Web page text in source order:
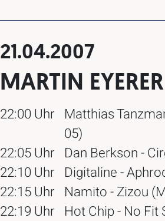
21.04.2007
MARTIN EYERER
22:00 Uhr Matthias
05)
22:05 Uhr Dan Berkson -
22:10 Uhr Digitaline -
22:15 Uhr Namito - Zizou
22:19 Uhr Hot Chip - No Fit